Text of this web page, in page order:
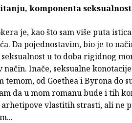
komponenta
je, kao što sam više puta
Da pojednostavim, bio je to
u to doba rigidnog
Inače, seksualne
od Goethea i Byrona do
da u mom romanu bude i tih
vlastitih strasti, ali ne